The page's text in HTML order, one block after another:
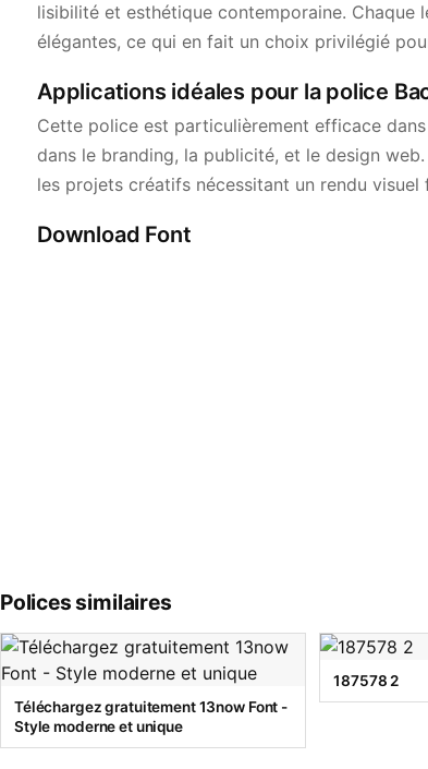
lisibilité et esthétique contemporaine.
élégantes, ce qui en fait un choix privilégié
Applications idéales pour la police
Cette police est particulièrement efficace
dans le branding, la publicité, et le design
les projets créatifs nécessitant un rendu
Download Font
Polices similaires
Téléchargez gratuitement 13now Font -
Style moderne et unique
187578 2